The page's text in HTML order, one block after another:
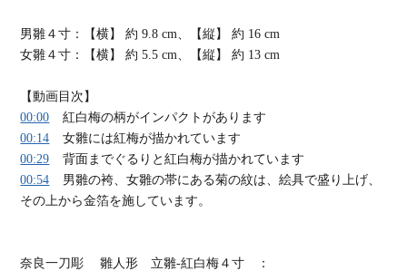
男雛４寸：【横】 約 9.8 cm、【縦】 約 16 cm
女雛４寸：【横】 約 5.5 cm、【縦】 約 13 cm
【動画目次】
00:00
紅白梅の柄がインパクトがあります
00:14
女雛には紅梅が描かれています
00:29
背面までぐるりと紅白梅が描かれています
00:54
男雛の袴、女雛の帯にある菊の紋は、絵具で盛り上げ、
その上から金箔を施しています。
奈良一刀彫 雛人形 立雛-紅白梅４寸 ：